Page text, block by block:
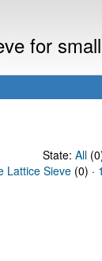
for
State: All
Lattice Sieve (0) ·